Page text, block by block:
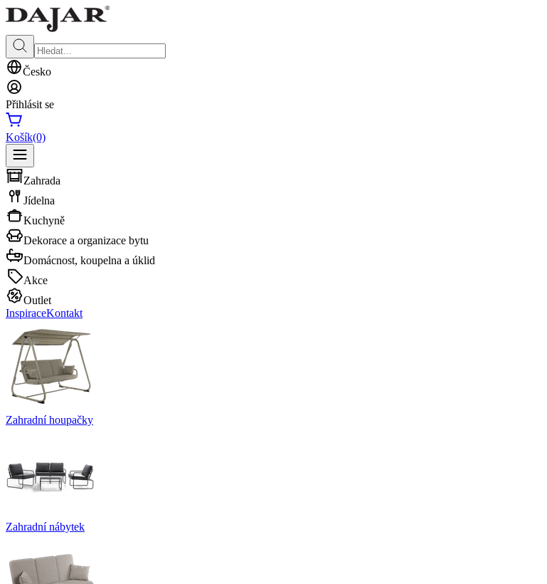
Česko
Přihlásit se
Košík(0)
Zahrada
Jídelna
Kuchyně
Dekorace a organizace bytu
Domácnost, koupelna a úklid
Akce
Outlet
InspiraceKontakt
Zahradní houpačky
Zahradní nábytek